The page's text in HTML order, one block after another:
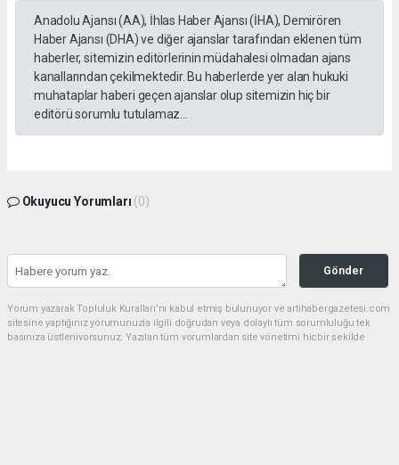
Anadolu Ajansı (AA), İhlas Haber Ajansı (İHA), Demirören
Haber Ajansı (DHA) ve diğer ajanslar tarafından eklenen tüm
haberler, sitemizin editörlerinin müdahalesi olmadan ajans
kanallarından çekilmektedir. Bu haberlerde yer alan hukuki
muhataplar haberi geçen ajanslar olup sitemizin hiç bir
editörü sorumlu tutulamaz...
Okuyucu Yorumları (0)
Gönder
Yorum yazarak Topluluk Kuralları’nı kabul etmiş bulunuyor ve artihabergazetesi.com
sitesine yaptığınız yorumunuzla ilgili doğrudan veya dolaylı tüm sorumluluğu tek
başınıza üstleniyorsunuz. Yazılan tüm yorumlardan site yönetimi hiçbir şekilde